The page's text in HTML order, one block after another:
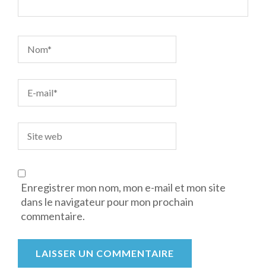
Enregistrer mon nom, mon e-mail et mon site
dans le navigateur pour mon prochain
commentaire.